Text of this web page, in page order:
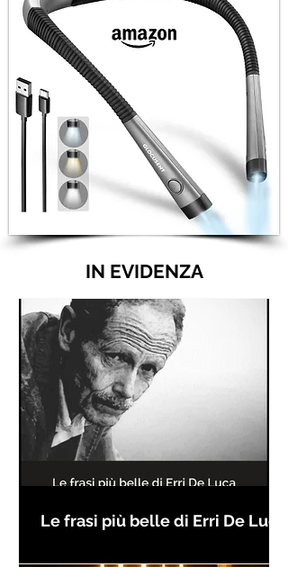
IN EVIDENZA
Le frasi più belle di Erri De Luca